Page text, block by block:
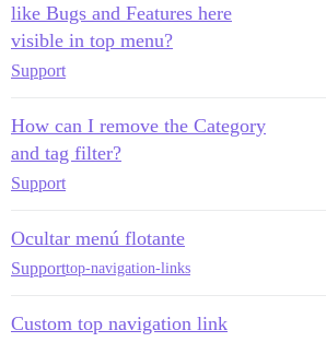
like Bugs and Features here
visible in top menu?
Support
How can I remove the Category
and tag filter?
Support
Ocultar menú flotante
Supporttop-navigation-links
Custom top navigation link